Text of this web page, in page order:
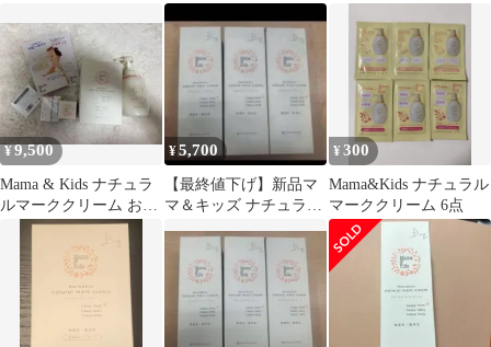
ーム 150g
¥9,500
Mama & Kids ナチュラ
ルマーククリーム お得
用セット
¥5,700
【最終値下げ】新品マ
マ＆キッズ ナチュラル
¥300
Mama&Kids ナチュラル
マーククリーム 6点